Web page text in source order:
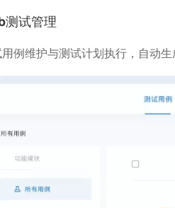
试管理
例维护与测试计划执行，自动